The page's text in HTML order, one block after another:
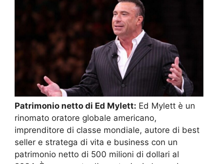
Patrimonio netto di Ed Mylett: Ed Mylett è un
rinomato oratore globale americano,
imprenditore di classe mondiale, autore di best
seller e stratega di vita e business con un
patrimonio netto di 500 milioni di dollari al